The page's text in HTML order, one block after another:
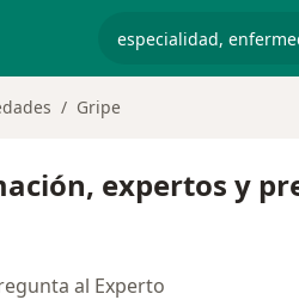
Gripe
expertos y
al Experto